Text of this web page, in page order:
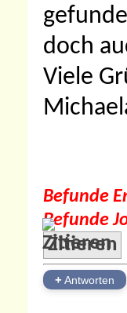
doch
Viele
Befunde
Befunde
Zitieren
+Antworten